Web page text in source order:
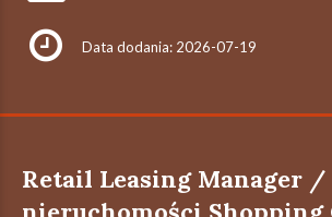
Data dodania: 2026-07-19
Retail Leasing Manager